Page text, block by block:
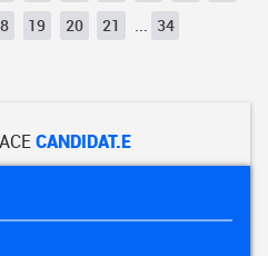
19 20 21 ... 34
CANDIDAT.E